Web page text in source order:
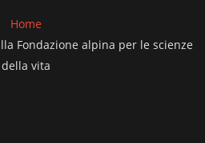
Home
Fondazione alpina per le scienze
della vita